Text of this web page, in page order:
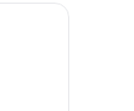
einem großen Bett,